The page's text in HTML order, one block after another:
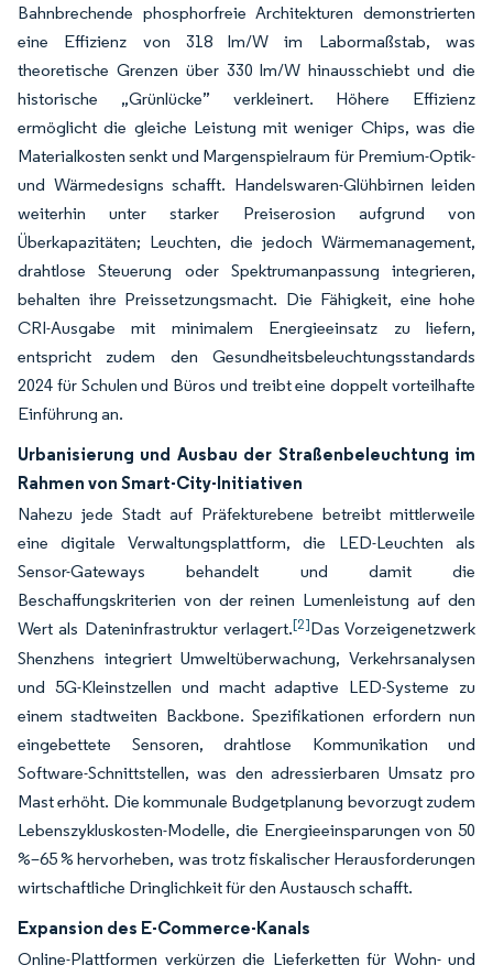
Bahnbrechende phosphorfreie Architekturen demonstrierten
eine Effizienz von 318 lm/W im Labormaßstab, was
theoretische Grenzen über 330 lm/W hinausschiebt und die
historische „Grünlücke” verkleinert. Höhere Effizienz
ermöglicht die gleiche Leistung mit weniger Chips, was die
Materialkosten senkt und Margenspielraum für Premium-Optik-
und Wärmedesigns schafft. Handelswaren-Glühbirnen leiden
weiterhin unter starker Preiserosion aufgrund von
Überkapazitäten; Leuchten, die jedoch Wärmemanagement,
drahtlose Steuerung oder Spektrumanpassung integrieren,
behalten ihre Preissetzungsmacht. Die Fähigkeit, eine hohe
CRI-Ausgabe mit minimalem Energieeinsatz zu liefern,
entspricht zudem den Gesundheitsbeleuchtungsstandards
2024 für Schulen und Büros und treibt eine doppelt vorteilhafte
Einführung an.
Urbanisierung und Ausbau der Straßenbeleuchtung im
Rahmen von Smart-City-Initiativen
Nahezu jede Stadt auf Präfekturebene betreibt mittlerweile
eine digitale Verwaltungsplattform, die LED-Leuchten als
Sensor-Gateways behandelt und damit die
Beschaffungskriterien von der reinen Lumenleistung auf den
Wert als Dateninfrastruktur verlagert.[2]Das Vorzeigenetzwerk
Shenzhens integriert Umweltüberwachung, Verkehrsanalysen
und 5G-Kleinstzellen und macht adaptive LED-Systeme zu
einem stadtweiten Backbone. Spezifikationen erfordern nun
eingebettete Sensoren, drahtlose Kommunikation und
Software-Schnittstellen, was den adressierbaren Umsatz pro
Mast erhöht. Die kommunale Budgetplanung bevorzugt zudem
Lebenszykluskosten-Modelle, die Energieeinsparungen von 50
%–65 % hervorheben, was trotz fiskalischer Herausforderungen
wirtschaftliche Dringlichkeit für den Austausch schafft.
Expansion des E-Commerce-Kanals
Online-Plattformen verkürzen die Lieferketten für Wohn- und